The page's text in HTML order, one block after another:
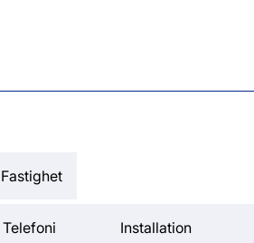
Fastighet
Telefoni Installation